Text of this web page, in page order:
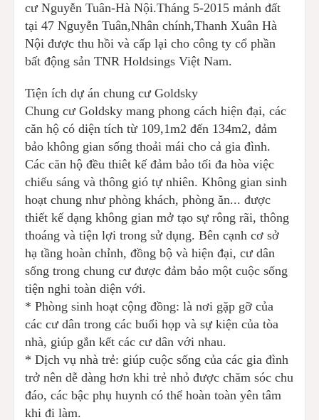
cư Nguyễn Tuân-Hà Nội.Tháng 5-2015 mảnh đất
tại 47 Nguyễn Tuân,Nhân chính,Thanh Xuân Hà
Nội được thu hồi và cấp lại cho công ty cổ phần
bất động sản TNR Holdsings Việt Nam.
Tiện ích dự án chung cư Goldsky
Chung cư Goldsky mang phong cách hiện đại, các
căn hộ có diện tích từ 109,1m2 đến 134m2, đảm
bảo không gian sống thoải mái cho cả gia đình.
Các căn hộ đều thiêt kế đảm bảo tối đa hòa việc
chiếu sáng và thông gió tự nhiên. Không gian sinh
hoạt chung như phòng khách, phòng ăn... được
thiết kế dạng không gian mở tạo sự rông rãi, thông
thoáng và tiện lợi trong sử dụng. Bên cạnh cơ sở
hạ tầng hoàn chỉnh, đồng bộ và hiện đại, cư dân
sống trong chung cư được đảm bảo một cuộc sống
tiện nghi toàn diện với.
* Phòng sinh hoạt cộng đồng: là nơi gặp gỡ của
các cư dân trong các buổi họp và sự kiện của tòa
nhà, giúp gắn kết các cư dân với nhau.
* Dịch vụ nhà trẻ: giúp cuộc sống của các gia đình
trở nên dễ dàng hơn khi trẻ nhỏ được chăm sóc chu
đáo, các bậc phụ huynh có thể hoàn toàn yên tâm
khi đi làm.